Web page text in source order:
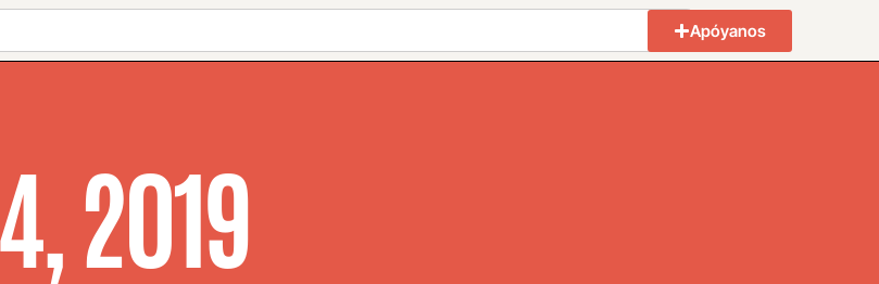
Apóyanos
2019